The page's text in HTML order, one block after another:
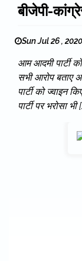
बीजेपी-
Sun Jul 26 , 2020
आम आदमी पार्टी
सभी आरोप बताए
पार्टी को ज्वाइन
पार्टी पर भरोसा भी